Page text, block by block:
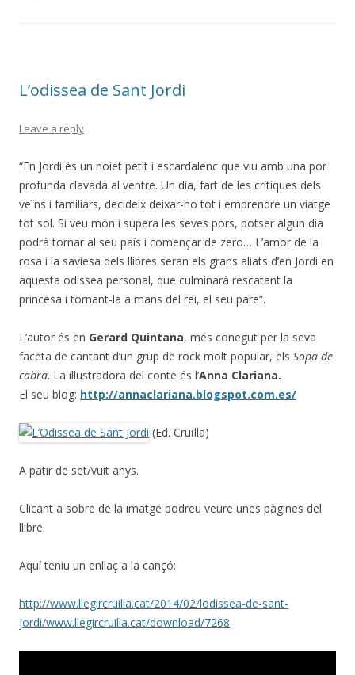
L’odissea de Sant Jordi
Leave a reply
“En Jordi és un noiet petit i escardalenc que viu amb una por
profunda clavada al ventre. Un dia, fart de les crítiques dels
veïns i familiars, decideix deixar-ho tot i emprendre un viatge
tot sol. Si veu món i supera les seves pors, potser algun dia
podrà tornar al seu país i començar de zero… L’amor de la
rosa i la saviesa dels llibres seran els grans aliats d’en Jordi en
aquesta odissea personal, que culminarà rescatant la
princesa i tornant-la a mans del rei, el seu pare”.
L’autor és en Gerard Quintana, més conegut per la seva
faceta de cantant d’un grup de rock molt popular, els Sopa de
cabra. La il·lustradora del conte és l’Anna Clariana.
El seu blog: http://annaclariana.blogspot.com.es/
(Ed. Cruïlla)
A patir de set/vuit anys.
Clicant a sobre de la imatge podreu veure unes pàgines del
llibre.
Aquí teniu un enllaç a la cançó:
http://www.llegircruilla.cat/2014/02/lodissea-de-sant-
jordi/www.llegircruilla.cat/download/7268